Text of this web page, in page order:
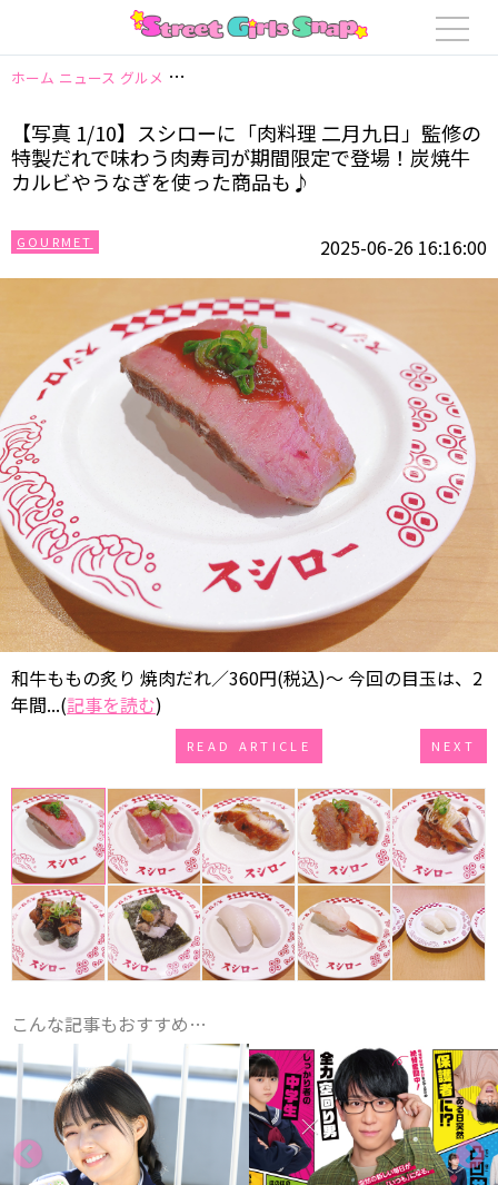
ホーム ニュース グルメ 【写真 1/10】スシローに「肉料理 二月九日」監
【写真 1/10】スシローに「肉料理 二月九日」監修の
特製だれで味わう肉寿司が期間限定で登場！炭焼牛
カルビやうなぎを使った商品も♪
GOURMET 2025-06-26 16:16:00
和牛ももの炙り 焼肉だれ／360円(税込)～ 今回の目玉は、2
年間...(記事を読む)
READ ARTICLE NEXT
こんな記事もおすすめ…